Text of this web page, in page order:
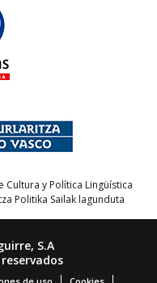
y Política Lingüística
Politika Sailak lagunduta
S.A